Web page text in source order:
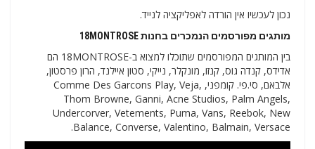
נכון לעכשיו אין הורדה לאפליקציה לנייד.
מותגים מפורסמים הנמכרים בחנות 18MONTROSE
בין המותגים המפורסמים שתוכלו למצוא ב-18MONTROSE הם
אדידס, קנדה גוס, קנזו, מונקלר, נייקי, סטון איילנד, הרון פרסטון,
אלבאם, סי.פי. קומפני, Comme Des Garcons Play, Veja,
Thom Browne, Ganni, Acne Studios, Palm Angels,
Undercorver, Vetements, Puma, Vans, Reebok, New
Balance, Converse, Valentino, Balmain, Versace.